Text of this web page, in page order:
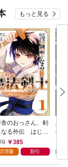
もっと見る
舎のおっさん、剣
なる外伝 はじま
法剣士 1巻
385
増量 割引
悪
破
叩
つ
か